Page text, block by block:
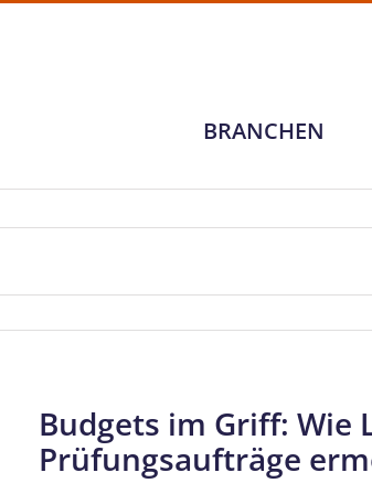
BRANCHEN
Budgets im Griff: Wie
Prüfungsaufträge